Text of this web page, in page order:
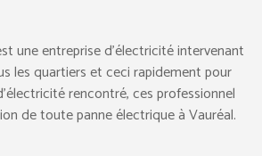
une entreprise d’électricité intervenant
les quartiers et ceci rapidement pour
rencontré, ces professionnel
de toute panne électrique à Vauréal.